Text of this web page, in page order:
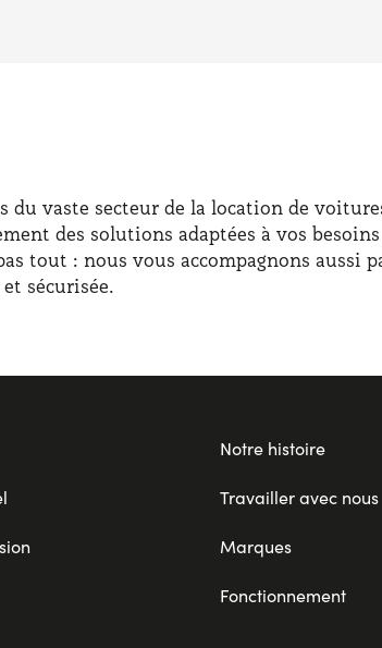
du vaste secteur de la location de
des solutions adaptées à vos
tout : nous vous accompagnons
sécurisée.
Notre histoire
Travailler avec nous
Marques
Fonctionnement